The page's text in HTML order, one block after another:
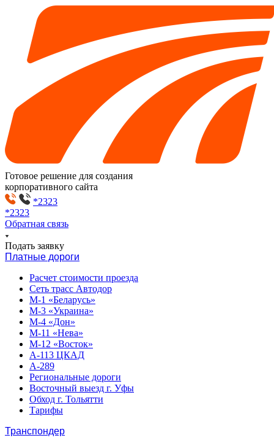
Готовое решение для создания
корпоративного сайта
*2323
*2323
Обратная связь
Подать заявку
Платные дороги
Расчет стоимости проезда
Сеть трасс Автодор
М-1 «Беларусь»
М-3 «Украина»
М-4 «Дон»
М-11 «Нева»
М-12 «Восток»
А-113 ЦКАД
А-289
Региональные дороги
Восточный выезд г. Уфы
Обход г. Тольятти
Тарифы
Транспондер